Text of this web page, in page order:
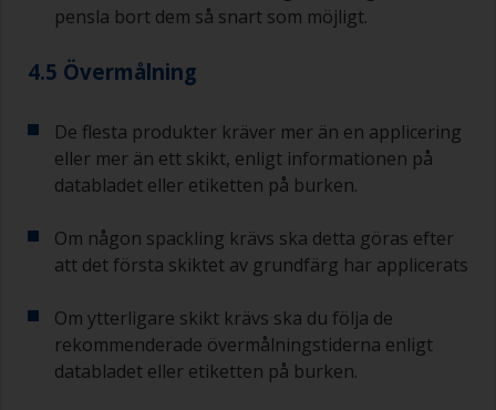
pensla bort dem så snart som möjligt.
4.5 Övermålning
De flesta produkter kräver mer än en applicering
eller mer än ett skikt, enligt informationen på
databladet eller etiketten på burken.
Om någon spackling krävs ska detta göras efter
att det första skiktet av grundfärg har applicerats
Om ytterligare skikt krävs ska du följa de
rekommenderade övermålningstiderna enligt
databladet eller etiketten på burken.